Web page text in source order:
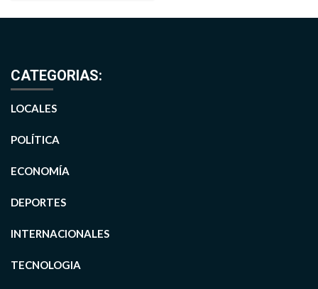
CATEGORIAS:
LOCALES
POLÍTICA
ECONOMÍA
DEPORTES
INTERNACIONALES
TECNOLOGIA